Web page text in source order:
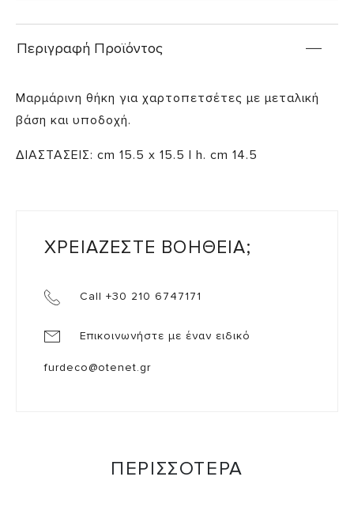
Περιγραφή Προϊόντος
Μαρμάρινη θήκη για χαρτοπετσέτες με μεταλική
βάση και υποδοχή.
ΔΙΑΣΤΑΣΕΙΣ: cm 15.5 x 15.5 | h. cm 14.5
ΧΡΕΙΑΖΕΣΤΕ ΒΟΗΘΕΙΑ;
Call +30 210 6747171
Επικοινωνήστε με έναν ειδικό
furdeco@otenet.gr
ΠΕΡΙΣΣΟΤΕΡΑ